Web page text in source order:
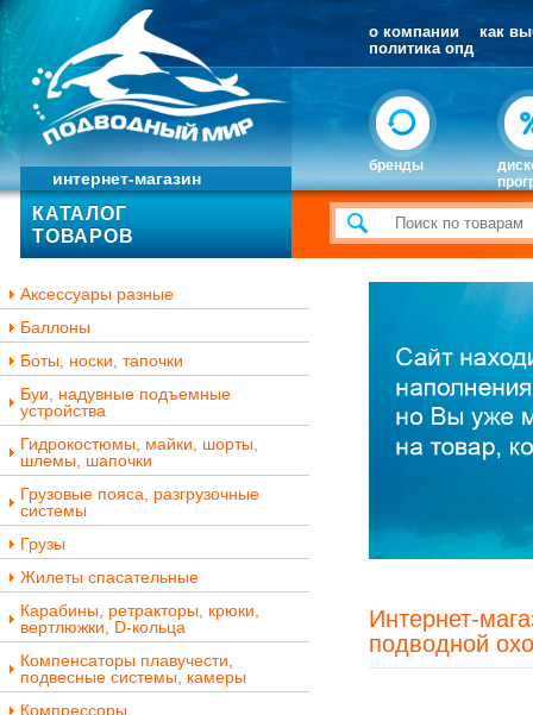
интернет-магазин
о компании
как
политика опд
бренды
КАТАЛОГ
ТОВАРОВ
Аксессуары разные
Баллоны
Боты, носки, тапочки
Буи, надувные подъемные
устройства
Гидрокостюмы, майки, шорты,
шлемы, шапочки
Грузовые пояса, разгрузочные
системы
Грузы
Жилеты спасательные
Карабины, ретракторы, крюки,
вертлюжки, D-кольца
Компенсаторы плавучести,
подвесные системы, камеры
Компрессоры
Интернет-
подводной